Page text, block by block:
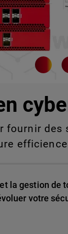
fournir des
la gestion de
votre